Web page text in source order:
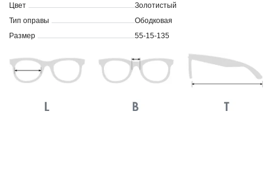
Цвет
Золотистый
Тип оправы
Ободковая
Размер
55-15-135